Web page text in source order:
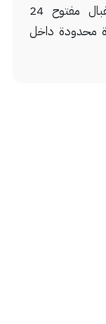
الغسيل/التنظيف الجاف ومكتب استقبال مفتوح 24
محدودة داخل